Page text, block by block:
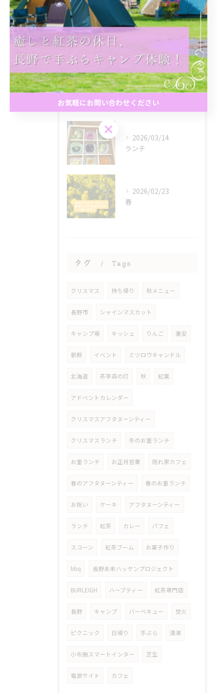
最近の投稿
Posts
2026/05/16
春のアフタヌーンティー
2026/03/14
ランチ
2026/02/23
春
タグ Tags
クリスマス 持ち帰り 秋メニュー
長野市 シャインマスカット
キャンプ場 キッシュ りんご 激安
新鮮 イベント ミツロウキャンドル
北海道 茶亭森の灯 秋 紅葉
アドベントカレンダー
クリスマスアフタヌーンティー
クリスマスランチ 冬のお重ランチ
お重ランチ お正月営業 隠れ家カフェ
春のアフタヌーンティー 春のお重ランチ
お祝い ケーキ アフタヌーンティー
ランチ 紅茶 カレー パフェ
スコーン 紅茶ブーム お菓子作り
bbq 長野未来ハッケンプロジェクト
BURLEIGH ハーブティー 紅茶専門店
長野 キャンプ バーベキュー 焚火
ピクニック 日帰り 手ぶら 清潔
小布施スマートインター 芝生
電源サイト カフェ
お気軽にお問い合わせください
お気軽にお問い合わせください